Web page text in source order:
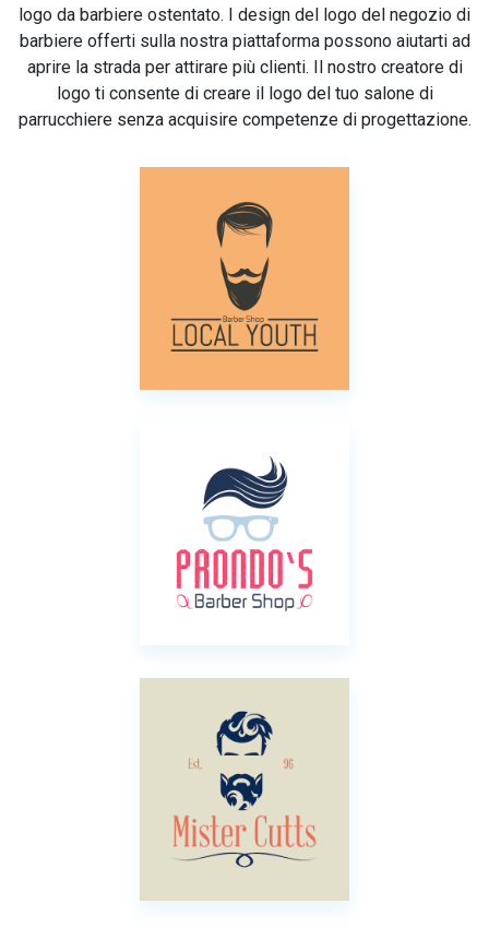
logo da barbiere ostentato. I design del logo del negozio di
barbiere offerti sulla nostra piattaforma possono aiutarti ad
aprire la strada per attirare più clienti. Il nostro creatore di
logo ti consente di creare il logo del tuo salone di
parrucchiere senza acquisire competenze di progettazione.